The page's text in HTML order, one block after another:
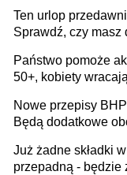
pracodawców
Ten urlop
Sprawdź, czy masz
Państwo pomoże
50+, kobiety
osoby
na rzecz
Nowe przepisy
Będą dodatkowe
Już żadne składki
przepadną - będzie